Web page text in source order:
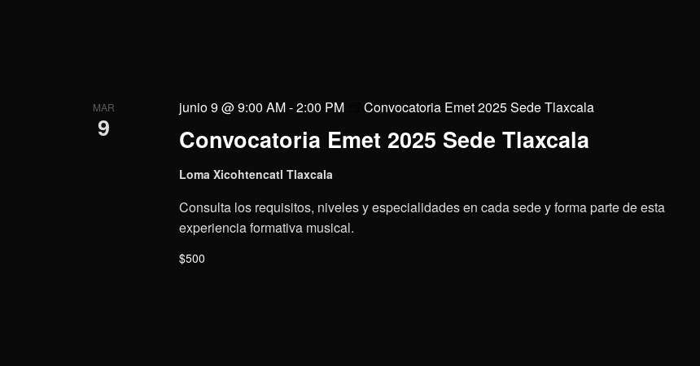
MAR
9 Convocatoria Emet 2025 Sede Tlaxcala
junio 9 @ 9:00 AM-2:00 PM Convocatoria Emet 2025 Sede Tlaxcala
Loma Xicohtencatl Tlaxcala
Consulta los requisitos, niveles y especialidades en cada sede y forma parte de esta
experiencia formativa musical.
$500